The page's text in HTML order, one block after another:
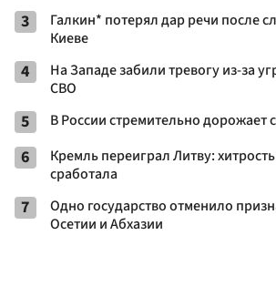
3
Галкин* потерял дар речи после
Киеве
4
На Западе забили тревогу из-за
СВО
5 В России стремительно дорожает
6
Кремль переиграл Литву:
сработала
7
Одно государство отменило
Осетии и Абхазии